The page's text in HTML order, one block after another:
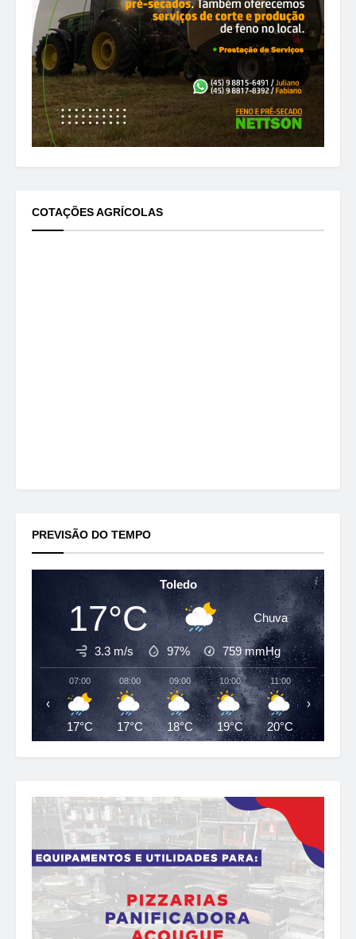
COTAÇÕES AGRÍCOLAS
PREVISÃO DO TEMPO
Toledo
17°C Chuva
3.3 m/s 97% 759mmHg
07:00
17°C
08:00
17°C
09:00
18°C
10:00
19°C
11:00
20°C
12:00
‹ ›